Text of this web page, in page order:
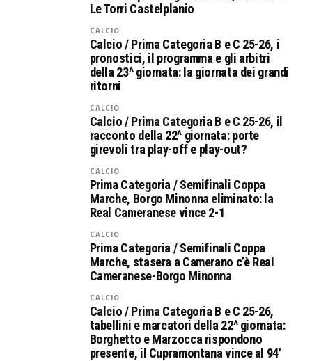
Le Torri Castelplanio
CALCIO
Calcio / Prima Categoria B e C 25-26, i
pronostici, il programma e gli arbitri
della 23^ giornata: la giornata dei grandi
ritorni
CALCIO
Calcio / Prima Categoria B e C 25-26, il
racconto della 22^ giornata: porte
girevoli tra play-off e play-out?
CALCIO
Prima Categoria / Semifinali Coppa
Marche, Borgo Minonna eliminato: la
Real Cameranese vince 2-1
CALCIO
Prima Categoria / Semifinali Coppa
Marche, stasera a Camerano c’è Real
Cameranese-Borgo Minonna
CALCIO
Calcio / Prima Categoria B e C 25-26,
tabellini e marcatori della 22^ giornata:
Borghetto e Marzocca rispondono
presente, il Cupramontana vince al 94′